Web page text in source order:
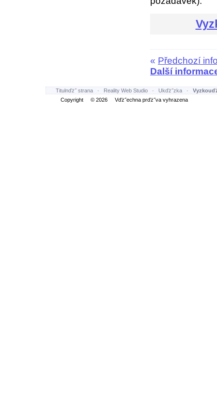
« Předchozí
Další
Titulnďż˝ strana · Reality Web Studio · Ukďż˝zka ·
Copyright © 2026 Vďż˝echna prďż˝va vyhrazena